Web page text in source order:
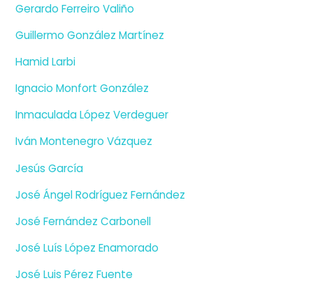
Gerardo Ferreiro Valiño
Guillermo González Martínez
Hamid Larbi
Ignacio Monfort González
Inmaculada López Verdeguer
Iván Montenegro Vázquez
Jesús García
José Ángel Rodríguez Fernández
José Fernández Carbonell
José Luís López Enamorado
José Luis Pérez Fuente